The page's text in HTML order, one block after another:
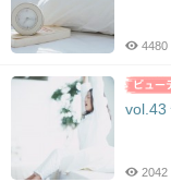
4480
vol.43
2042